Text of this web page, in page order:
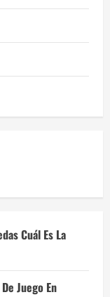
Cuál Es La
Juego En